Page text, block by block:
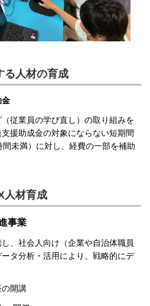
る人材の育成
金
従業員の学び直し）の取り組みを
援助成金の対象にならない短期間
未満）に対し、経費の一部を補助
人材育成
事業
、社会人向け（企業や自治体職員
タ分析・活用により、戦略的にデ
の開講